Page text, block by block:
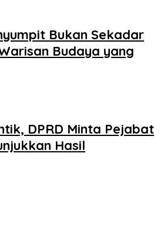
Bukan Sekadar
Budaya yang
DPRD Minta Pejabat
Hasil